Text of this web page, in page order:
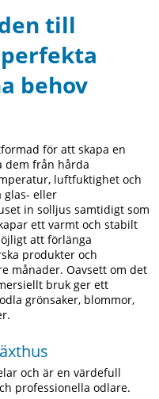
till
behov
för att skapa en
dem från hårda
luftfuktighet och
glas- eller
in solljus samtidigt som
ett varmt och stabilt
att förlänga
produkter och
månader. Oavsett om det
bruk ger ett
grönsaker, blommor,
och är en värdefull
professionella odlare.